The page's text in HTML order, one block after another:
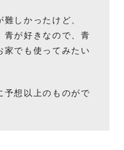
しかったけど、
青が好きなので、青
家でも使ってみたい
予想以上のものがで